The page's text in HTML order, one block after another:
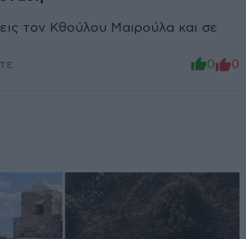
τον Κθούλου Μαιρούλα και σε
0 0